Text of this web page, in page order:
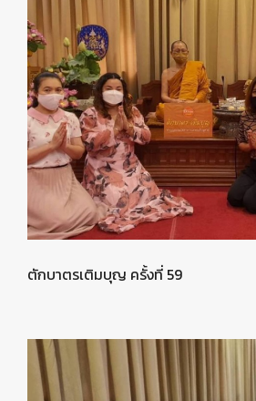
ตักบาตรเติมบุญ ครั้งที่ 59